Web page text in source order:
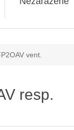
vent.
resp.